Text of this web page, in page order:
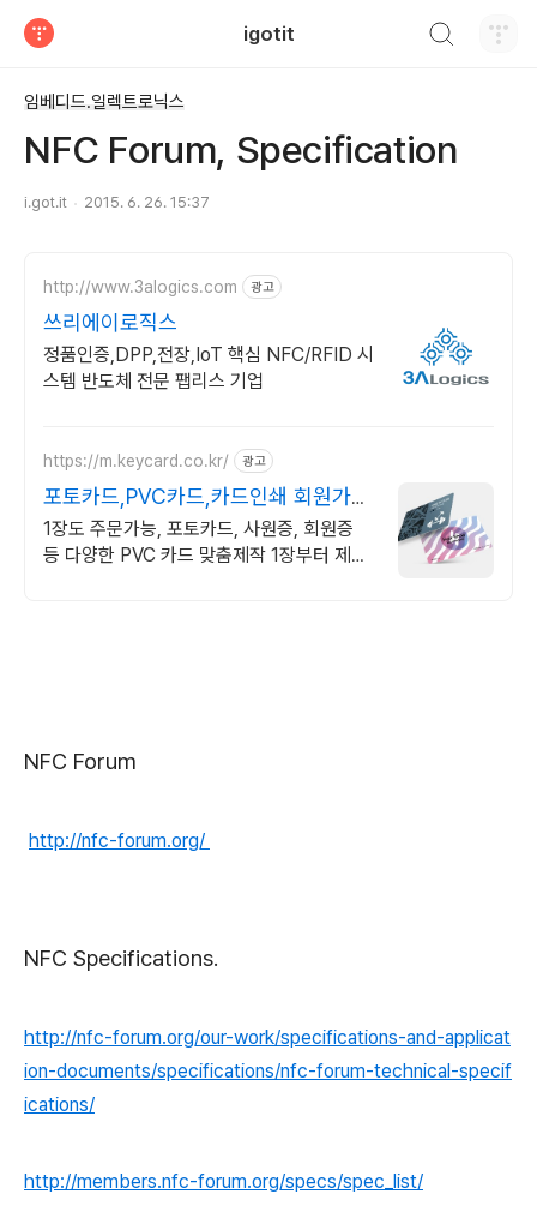
igotit
임베디드.일렉트로닉스
NFC Forum, Specification
i.got.it 2015. 6. 26. 15:37
http://www.3alogics.com 광고
쓰리에이로직스
정품인증,DPP,전장,IoT 핵심 NFC/RFID 시
스템 반도체 전문 팹리스 기업
https://m.keycard.co.kr/ 광고
포토카드,PVC카드,카드인쇄 회원가입
시 포인트 지급,할인
1장도 주문가능, 포토카드, 사원증, 회원증
등 다양한 PVC 카드 맞춤제작 1장부터 제작
NFC Forum
http://nfc-forum.org/
NFC Specifications.
http://nfc-forum.org/our-work/specifications-and-applicat
ion-documents/specifications/nfc-forum-technical-specif
ications/
http://members.nfc-forum.org/specs/spec_list/